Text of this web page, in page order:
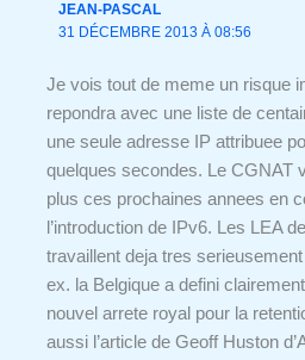
JEAN-PASCAL
31 DÉCEMBRE 2013 À 08:56
Je vois tout de meme un risque
repondra avec une liste de
une seule adresse IP attribuee
quelques secondes. Le CGNAT
plus ces prochaines annees en
l’introduction de IPv6. Les LEA
travaillent deja tres
ex. la Belgique a defini
nouvel arrete royal pour la
aussi l’article de Geoff Huston